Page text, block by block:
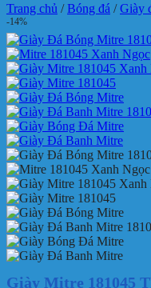
Trang chủ / Bóng đá / Giày
-14%
Giày Mitre 181045